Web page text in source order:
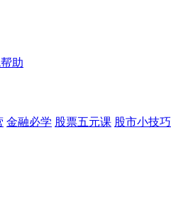
助
金融必学 股票五元课 股市小技巧